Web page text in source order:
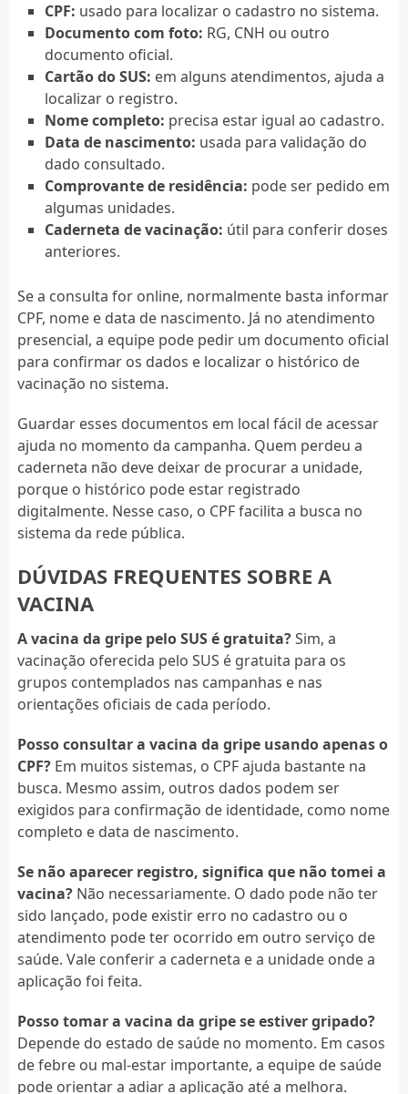
CPF: usado para localizar o cadastro no sistema.
Documento com foto: RG, CNH ou outro
documento oficial.
Cartão do SUS: em alguns atendimentos, ajuda a
localizar o registro.
Nome completo: precisa estar igual ao cadastro.
Data de nascimento: usada para validação do
dado consultado.
Comprovante de residência: pode ser pedido em
algumas unidades.
Caderneta de vacinação: útil para conferir doses
anteriores.
Se a consulta for online, normalmente basta informar
CPF, nome e data de nascimento. Já no atendimento
presencial, a equipe pode pedir um documento oficial
para confirmar os dados e localizar o histórico de
vacinação no sistema.
Guardar esses documentos em local fácil de acessar
ajuda no momento da campanha. Quem perdeu a
caderneta não deve deixar de procurar a unidade,
porque o histórico pode estar registrado
digitalmente. Nesse caso, o CPF facilita a busca no
sistema da rede pública.
DÚVIDAS FREQUENTES SOBRE A
VACINA
A vacina da gripe pelo SUS é gratuita?Sim, a
vacinação oferecida pelo SUS é gratuita para os
grupos contemplados nas campanhas e nas
orientações oficiais de cada período.
Posso consultar a vacina da gripe usando apenas o
CPF?Em muitos sistemas, o CPF ajuda bastante na
busca. Mesmo assim, outros dados podem ser
exigidos para confirmação de identidade, como nome
completo e data de nascimento.
Se não aparecer registro, significa que não tomei a
vacina?Não necessariamente. O dado pode não ter
sido lançado, pode existir erro no cadastro ou o
atendimento pode ter ocorrido em outro serviço de
saúde. Vale conferir a caderneta e a unidade onde a
aplicação foi feita.
Posso tomar a vacina da gripe se estiver gripado?
Depende do estado de saúde no momento. Em casos
de febre ou mal-estar importante, a equipe de saúde
pode orientar a adiar a aplicação até a melhora.